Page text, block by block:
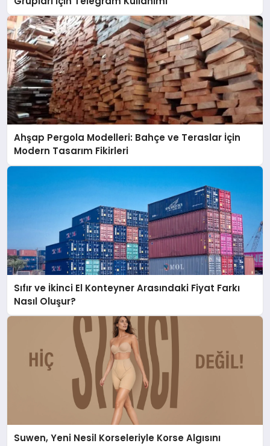
Ahşap Pergola Modelleri: Bahçe ve Teraslar İçin
Modern Tasarım Fikirleri
Sıfır ve İkinci El Konteyner Arasındaki Fiyat Farkı
Nasıl Oluşur?
Suwen, Yeni Nesil Korseleriyle Korse Algısını